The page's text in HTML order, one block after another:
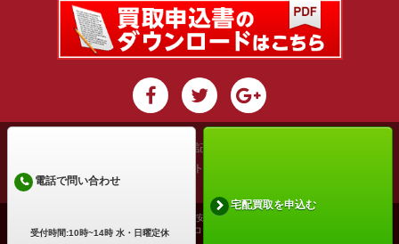
特定商取引法に基づく表記
サイトマップ
古物商許可証番号: 兵庫県公安委員会 第631531400002号
Copyright ©2026 買取アローズ All Rights Reserved.
電話で問い合わせ
受付時間:10時~14時 水・日曜定休
宅配買取を申込む